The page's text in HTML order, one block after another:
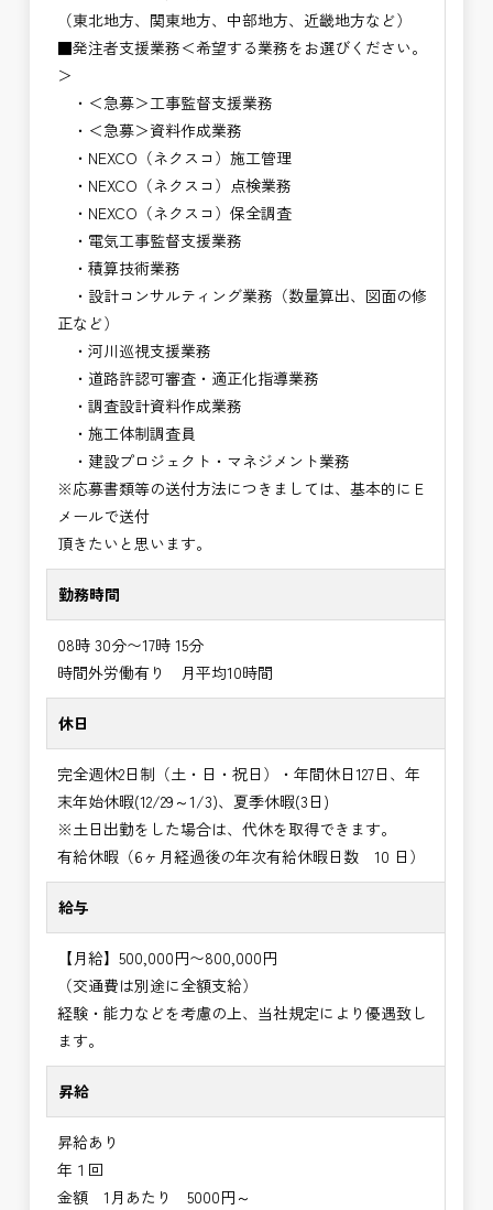
（東北地方、関東地方、中部地方、近畿地方など）
■発注者支援業務＜希望する業務をお選びください。
＞
・＜急募＞工事監督支援業務
・＜急募＞資料作成業務
・NEXCO（ネクスコ）施工管理
・NEXCO（ネクスコ）点検業務
・NEXCO（ネクスコ）保全調査
・電気工事監督支援業務
・積算技術業務
・設計コンサルティング業務（数量算出、図面の修
正など）
・河川巡視支援業務
・道路許認可審査・適正化指導業務
・調査設計資料作成業務
・施工体制調査員
・建設プロジェクト・マネジメント業務
※応募書類等の送付方法につきましては、基本的にＥ
メールで送付
頂きたいと思います。
勤務時間
08時 30分〜17時 15分
時間外労働有り 月平均10時間
休日
完全週休2日制（土・日・祝日）・年間休日127日、年
末年始休暇(12/29～1/3)、夏季休暇(3日)
※土日出勤をした場合は、代休を取得できます。
有給休暇（6ヶ月経過後の年次有給休暇日数 10 日）
給与
【月給】500,000円〜800,000円
（交通費は別途に全額支給）
経験・能力などを考慮の上、当社規定により優遇致し
ます。
昇給
昇給あり
年１回
金額 1月あたり 5000円～